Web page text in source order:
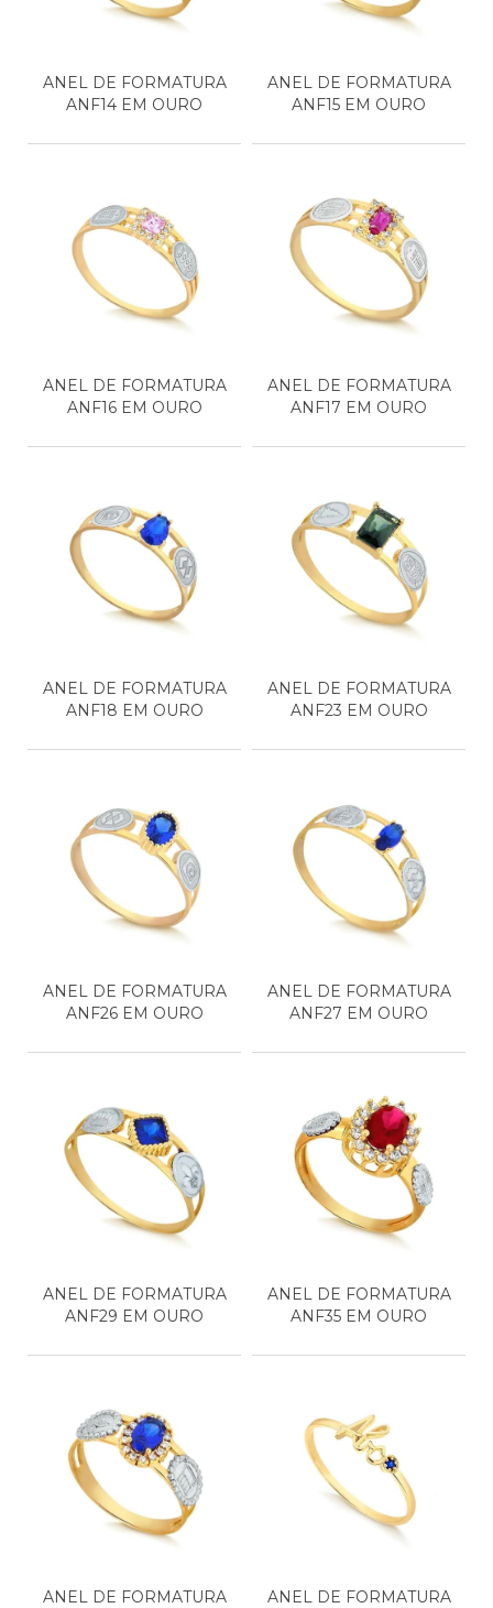
ANEL DE FORMATURA
ANF14 EM OURO
ANEL DE FORMATURA
ANF15 EM OURO
ANEL DE FORMATURA
ANF16 EM OURO
ANEL DE FORMATURA
ANF17 EM OURO
ANEL DE FORMATURA
ANF18 EM OURO
ANEL DE FORMATURA
ANF23 EM OURO
ANEL DE FORMATURA
ANF26 EM OURO
ANEL DE FORMATURA
ANF27 EM OURO
ANEL DE FORMATURA
ANF29 EM OURO
ANEL DE FORMATURA
ANF35 EM OURO
ANEL DE FORMATURA
ANEL DE FORMATURA